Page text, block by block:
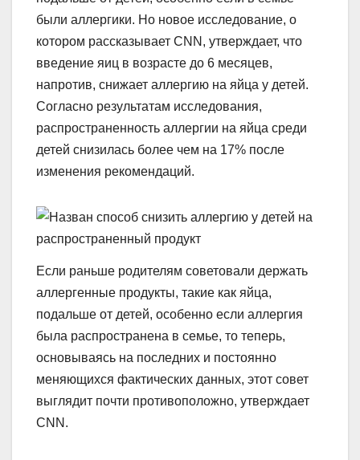
были аллергики. Но новое исследование, о
котором рассказывает CNN, утверждает, что
введение яиц в возрасте до 6 месяцев,
напротив, снижает аллергию на яйца у детей.
Согласно результатам исследования,
распространенность аллергии на яйца среди
детей снизилась более чем на 17% после
изменения рекомендаций.
Если раньше родителям советовали держать
аллергенные продукты, такие как яйца,
подальше от детей, особенно если аллергия
была распространена в семье, то теперь,
основываясь на последних и постоянно
меняющихся фактических данных, этот совет
выглядит почти противоположно, утверждает
CNN.